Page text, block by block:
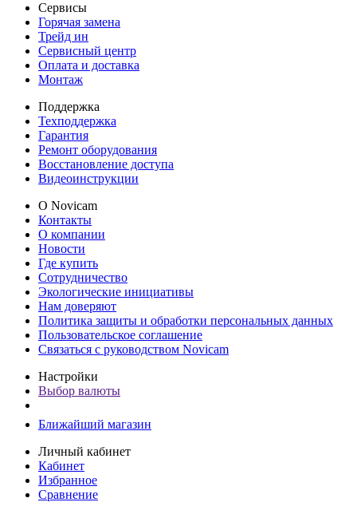
Сервисы
Горячая замена
Трейд ин
Сервисный центр
Оплата и доставка
Монтаж
Поддержка
Техподдержка
Гарантия
Ремонт оборудования
Восстановление доступа
Видеоинструкции
О Novicam
Контакты
О компании
Новости
Где купить
Сотрудничество
Экологические инициативы
Нам доверяют
Политика защиты и обработки персональных данных
Пользовательское соглашение
Связаться с руководством Novicam
Настройки
Выбор валюты
Ближайший магазин
Личный кабинет
Кабинет
Избранное
Сравнение